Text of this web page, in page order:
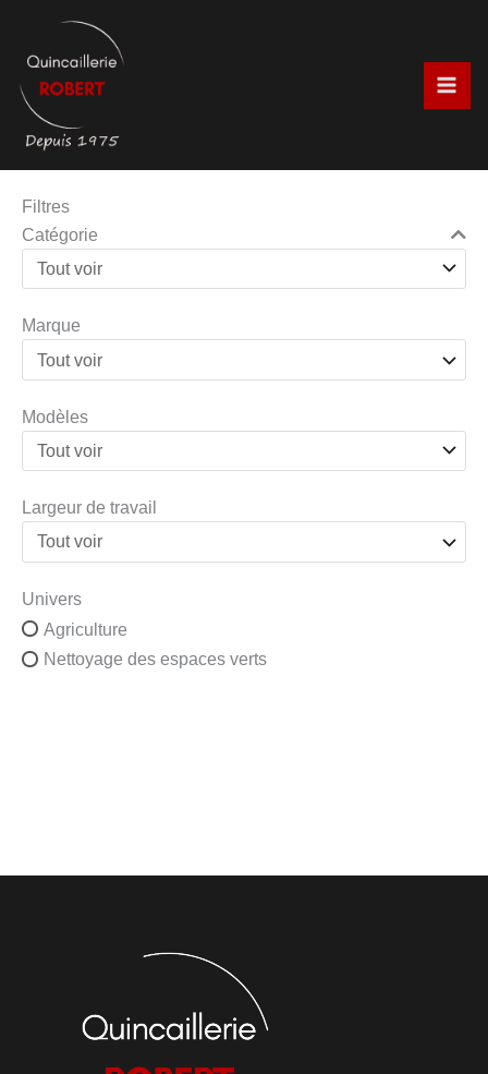
contenu
Filtres
Catégorie
Marque
Modèles
Largeur de travail
Univers
Agriculture
Nettoyage des espaces verts